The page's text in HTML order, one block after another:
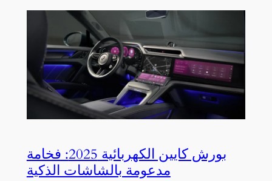
بورش كايين الكهربائية 2025: فخامة
مدعومة بالشاشات الذكية